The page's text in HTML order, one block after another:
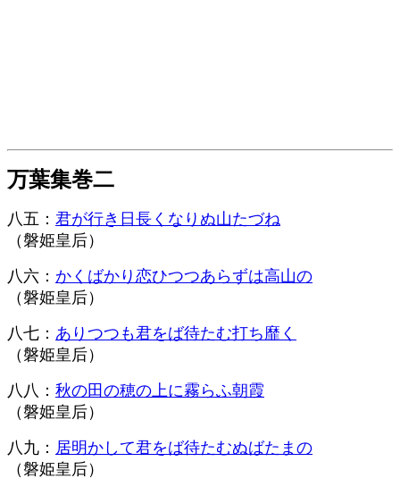
万葉集巻二
八五： 君が行き日長くなりぬ山たづね
（磐姫皇后）
八六： かくばかり恋ひつつあらずは高山の
（磐姫皇后）
八七： ありつつも君をば待たむ打ち靡く
（磐姫皇后）
八八： 秋の田の穂の上に霧らふ朝霞
（磐姫皇后）
八九： 居明かして君をば待たむぬばたまの
（磐姫皇后）